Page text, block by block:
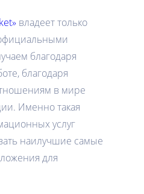
владеет только
благодаря
благодаря
в мире
Именно такая
услуг
наилучшие самые
для